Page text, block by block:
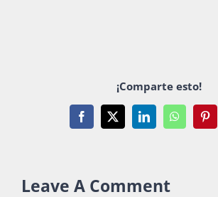
¡Comparte esto!
Facebook
X LinkedInWhatsApp
Leave A Comment